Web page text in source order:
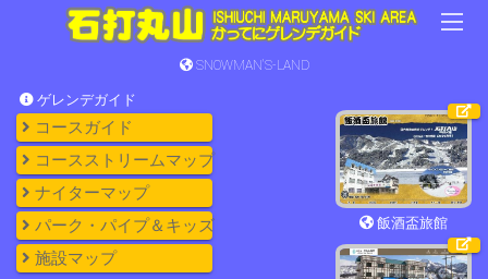
SNOWMAN'S-LAND
ゲレンデガイド
コースガイド
コースストリームマップ
ナイターマップ
パーク・パイプ＆キッズ
施設マップ
飯酒盃旅館